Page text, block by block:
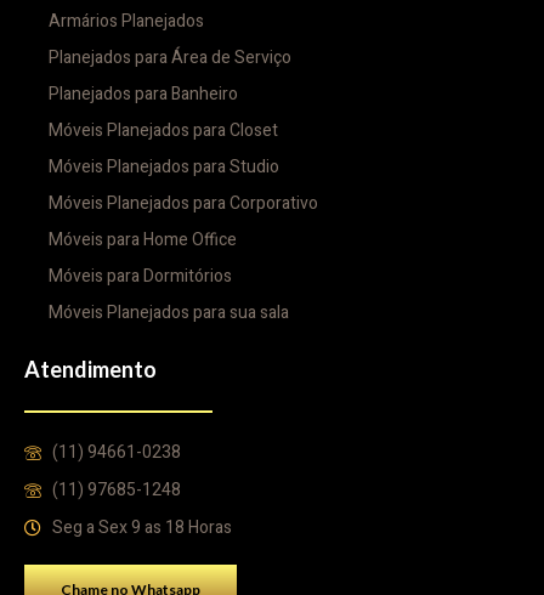
Armários Planejados
Planejados para Área de Serviço
Planejados para Banheiro
Móveis Planejados para Closet
Móveis Planejados para Studio
Móveis Planejados para Corporativo
Móveis para Home Office
Móveis para Dormitórios
Móveis Planejados para sua sala
Atendimento
(11) 94661-0238
(11) 97685-1248
Seg a Sex 9 as 18 Horas
Chame no Whatsapp